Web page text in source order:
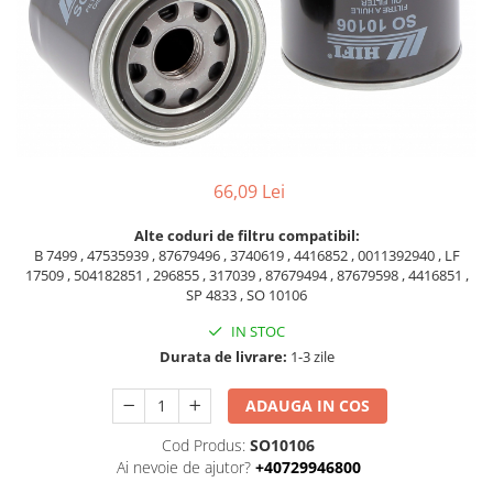
Punti - axe
Diverse piese transmisie
Piese ambreiaj
Planetare
Angrenaje transmisie
Roti
Roata transpaleta
Piese motor Yanmar
Piese Fiat
Piese Snorkel
Piese John Deere
Piese utilaje Fendt
Piese Case IH
66,09 Lei
Alte coduri de filtru compatibil:
B 7499 , 47535939 , 87679496 , 3740619 , 4416852 , 0011392940 , LF
17509 , 504182851 , 296855 , 317039 , 87679494 , 87679598 , 4416851 ,
SP 4833 , SO 10106
IN STOC
Durata de livrare: 1-3 zile
ADAUGA IN COS
Cod Produs: SO10106
Ai nevoie de ajutor? +40729946800